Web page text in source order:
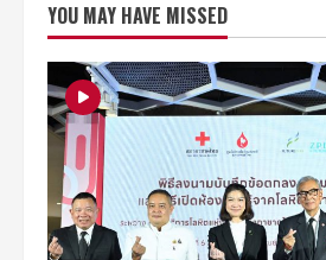
มน้ำ
นม
คุณภาพ
ระดับ
สากล
ได้
รับ
เลือก
เข้า
รับ
รางวัล
“BEST
PRODUCT
OF
THE
YOU MAY HAVE MISSED